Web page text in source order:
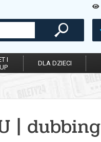
I
DLA DZIECI
| dubbing